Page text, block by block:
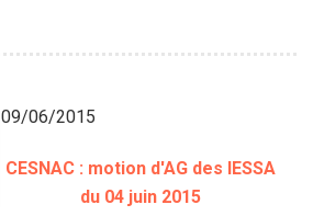
09/06/2015
CESNAC : motion d'AG des IESSA
du 04 juin 2015